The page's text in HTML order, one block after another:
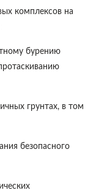
комплексов на
бурению
грунтах, в том
безопасного